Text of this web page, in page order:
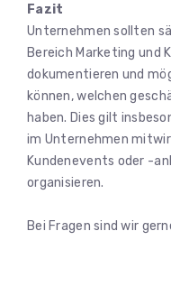
Fazit
Unternehmen sollten
Bereich Marketing und
dokumentieren und
können, welchen
haben. Dies gilt
im Unternehmen
Kundenevents oder -
organisieren.
Bei Fragen sind wir